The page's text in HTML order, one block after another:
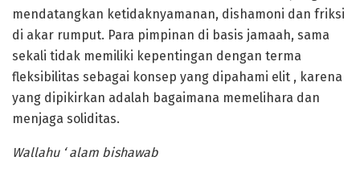
mendatangkan ketidaknyamanan, dishamoni dan friksi
di akar rumput. Para pimpinan di basis jamaah, sama
sekali tidak memiliki kepentingan dengan terma
fleksibilitas sebagai konsep yang dipahami elit , karena
yang dipikirkan adalah bagaimana memelihara dan
menjaga soliditas.
Wallahu ‘ alam bishawab